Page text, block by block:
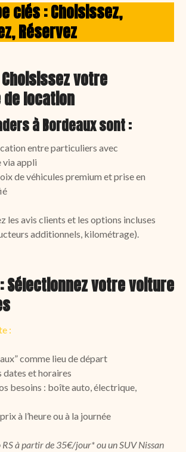
clés : Choisissez,
Réservez
Choisissez votre
location
à Bordeaux sont :
entre particuliers avec
via appli
de véhicules premium et prise en
les avis clients et les options incluses
additionnels, kilométrage).
Sélectionnez votre voiture
:
comme lieu de départ
dates et horaires
besoins : boîte auto, électrique,
à l’heure ou à la journée
RS à partir de 35€/jour* ou un SUV Nissan